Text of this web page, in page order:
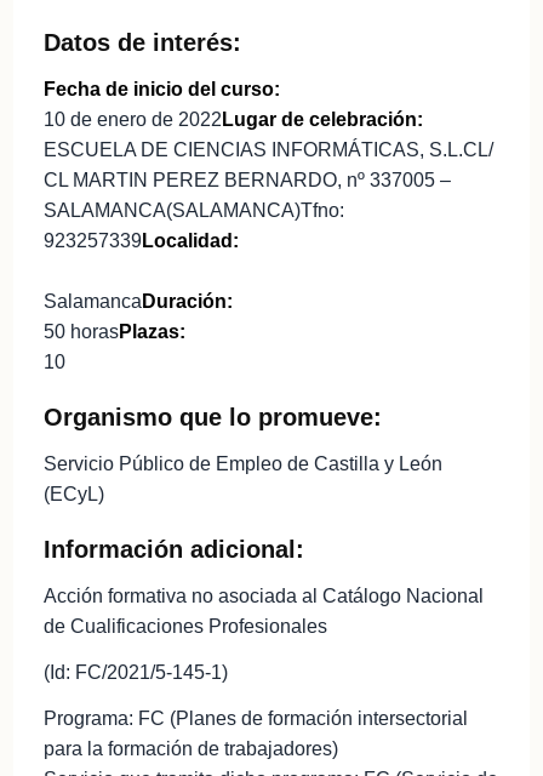
Datos de interés:
Fecha de inicio del curso:
10 de enero de 2022 Lugar de celebración:
ESCUELA DE CIENCIAS INFORMÁTICAS, S.L.CL/
CL MARTIN PEREZ BERNARDO, nº 337005 –
SALAMANCA(SALAMANCA)Tfno:
923257339Localidad:
Salamanca Duración:
50 horasPlazas:
10
Organismo que lo promueve:
Servicio Público de Empleo de Castilla y León
(ECyL)
Información adicional:
Acción formativa no asociada al Catálogo Nacional
de Cualificaciones Profesionales
(Id: FC/2021/5-145-1)
Programa: FC (Planes de formación intersectorial
para la formación de trabajadores)